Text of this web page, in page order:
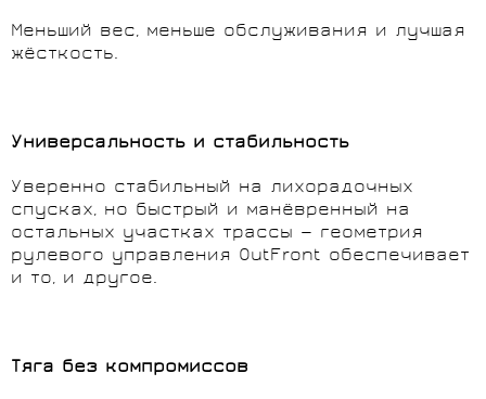
Меньший вес, меньше обслуживания и лучшая
жёсткость.
Универсальность и стабильность
Уверенно стабильный на лихорадочных
спусках, но быстрый и манёвренный на
остальных участках трассы — геометрия
рулевого управления OutFront обеспечивает
и то, и другое.
Тяга без компромиссов